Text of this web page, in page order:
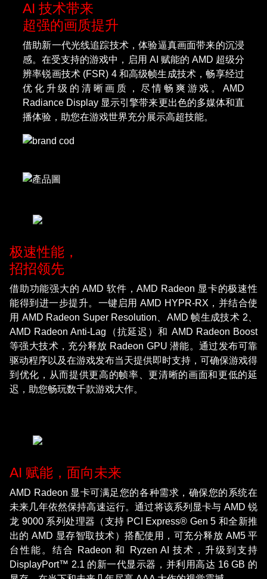
AI 技术带来
超强的画质提升
借助新一代光线追踪技术，体验逼真画面带来的沉浸
感。在受支持的游戏中，启用 AI 赋能的 AMD 超级分
辨率锐画技术 (FSR) 4 和高级帧生成技术，畅享经过
优化升级的清晰画质，尽情畅爽游戏。AMD
Radiance Display 显示引擎带来更出色的多媒体和直
播体验，助您在游戏世界充分展示高超技能。
极速性能，
招招领先
借助功能强大的 AMD 软件，AMD Radeon 显卡的极速性
能得到进一步提升。一键启用 AMD HYPR-RX，并结合使
用 AMD Radeon Super Resolution、AMD 帧生成技术 2、
AMD Radeon Anti-Lag（抗延迟）和 AMD Radeon Boost
等强大技术，充分释放 Radeon GPU 潜能。通过发布可靠
驱动程序以及在游戏发布当天提供即时支持，可确保游戏得
到优化，从而提供更高的帧率、更清晰的画面和更低的延
迟，助您畅玩数千款游戏大作。
AI 赋能，面向未来
AMD Radeon 显卡可满足您的各种需求，确保您的系统在
未来几年依然保持高速运行。通过将该系列显卡与 AMD 锐
龙 9000 系列处理器（支持 PCI Express® Gen 5 和全新推
出的 AMD 显存智取技术）搭配使用，可充分释放 AM5 平
台性能。结合 Radeon 和 Ryzen AI 技术，升级到支持
DisplayPort™ 2.1 的新一代显示器，并利用高达 16 GB 的